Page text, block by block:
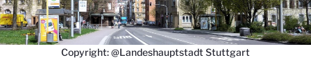
Copyright: @Landeshauptstadt Stuttgart